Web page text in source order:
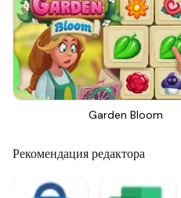
Garden Bloom
Рекомендация редактора